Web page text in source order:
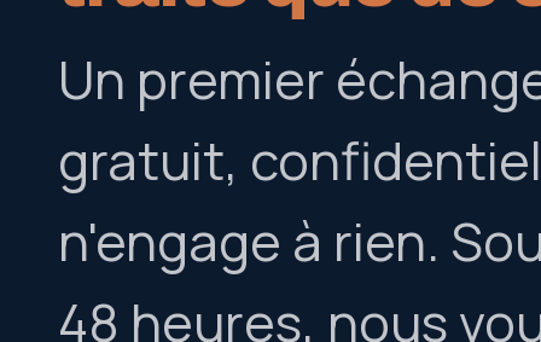
Un premier
gratuit,
n'engage à rien.
48 heures, nous